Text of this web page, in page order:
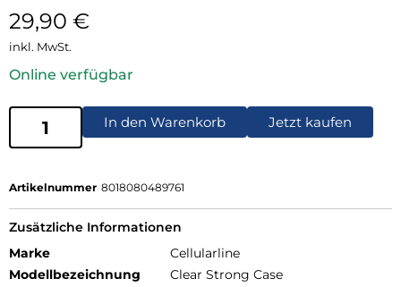
29,90 €
inkl. MwSt.
Online verfügbar
In den Warenkorb Jetzt kaufen
Artikelnummer 8018080489761
Zusätzliche Informationen
Marke
Cellularline
Modellbezeichnung
Clear Strong Case